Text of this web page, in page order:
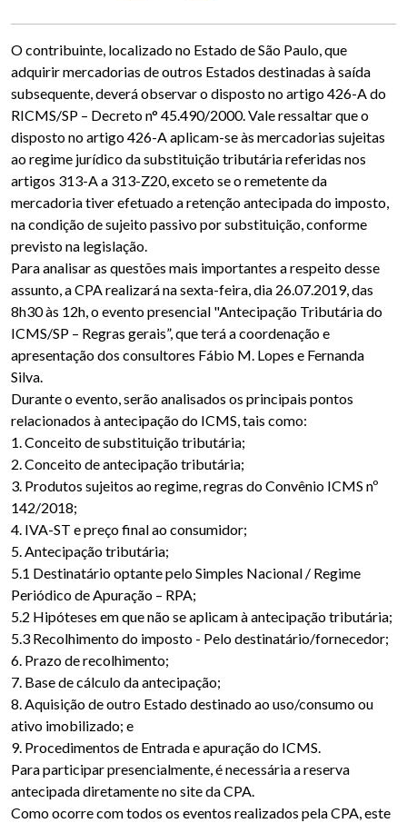
O contribuinte, localizado no Estado de São Paulo, que
adquirir mercadorias de outros Estados destinadas à saída
subsequente, deverá observar o disposto no artigo 426-A do
RICMS/SP – Decreto n° 45.490/2000. Vale ressaltar que o
disposto no artigo 426-A aplicam-se às mercadorias sujeitas
ao regime jurídico da substituição tributária referidas nos
artigos 313-A a 313-Z20, exceto se o remetente da
mercadoria tiver efetuado a retenção antecipada do imposto,
na condição de sujeito passivo por substituição, conforme
previsto na legislação.
Para analisar as questões mais importantes a respeito desse
assunto, a CPA realizará na sexta-feira, dia 26.07.2019, das
8h30 às 12h, o evento presencial "Antecipação Tributária do
ICMS/SP – Regras gerais”, que terá a coordenação e
apresentação dos consultores Fábio M. Lopes e Fernanda
Silva.
Durante o evento, serão analisados os principais pontos
relacionados à antecipação do ICMS, tais como:
1. Conceito de substituição tributária;
2. Conceito de antecipação tributária;
3. Produtos sujeitos ao regime, regras do Convênio ICMS nº
142/2018;
4. IVA-ST e preço final ao consumidor;
5. Antecipação tributária;
5.1 Destinatário optante pelo Simples Nacional / Regime
Periódico de Apuração – RPA;
5.2 Hipóteses em que não se aplicam à antecipação tributária;
5.3 Recolhimento do imposto - Pelo destinatário/fornecedor;
6. Prazo de recolhimento;
7. Base de cálculo da antecipação;
8. Aquisição de outro Estado destinado ao uso/consumo ou
ativo imobilizado; e
9. Procedimentos de Entrada e apuração do ICMS.
Para participar presencialmente, é necessária a reserva
antecipada diretamente no site da CPA.
Como ocorre com todos os eventos realizados pela CPA, este